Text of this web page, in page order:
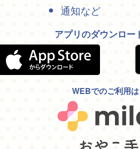
通知など
アプリのダウンロー
WEBでのご利用